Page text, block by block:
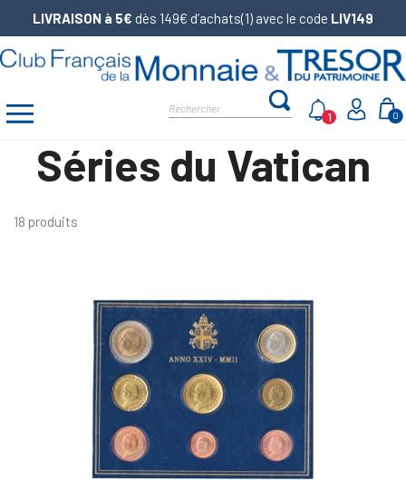
LIVRAISON à 5€ dès 149€ d’achats(1) avec le code LIV149
0
1
Séries du Vatican
18 produits